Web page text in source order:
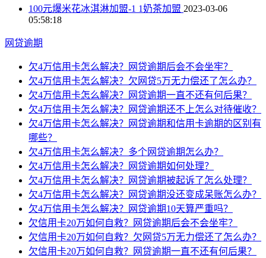
100元爆米花冰淇淋加盟-1 1奶茶加盟 2023-03-06
05:58:18
网贷逾期
欠4万信用卡怎么解决？网贷逾期后会不会坐牢？
欠4万信用卡怎么解决？欠网贷5万无力偿还了怎么办？
欠4万信用卡怎么解决？网贷逾期一直不还有何后果？
欠4万信用卡怎么解决？网贷逾期还不上怎么对待催收？
欠4万信用卡怎么解决？网贷逾期和信用卡逾期的区别有
哪些？
欠4万信用卡怎么解决？多个网贷逾期怎么办？
欠4万信用卡怎么解决？网贷逾期如何处理？
欠4万信用卡怎么解决？网贷逾期被起诉了怎么处理？
欠4万信用卡怎么解决？网贷逾期没还变成呆账怎么办？
欠4万信用卡怎么解决？网贷逾期10天算严重吗？
欠信用卡20万如何自救？网贷逾期后会不会坐牢？
欠信用卡20万如何自救？欠网贷5万无力偿还了怎么办？
欠信用卡20万如何自救？网贷逾期一直不还有何后果？